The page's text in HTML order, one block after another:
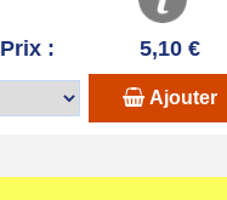
Prix : 5,10 €
Ajouter